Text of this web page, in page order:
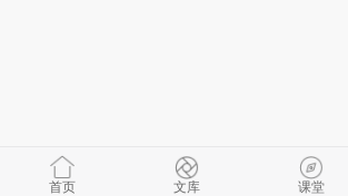
首页 文库 课堂